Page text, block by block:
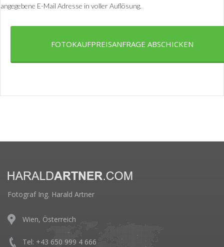
angegebene E-Mail Adresse in voller Auflösung.
FOTOKAUFPREISANFRAGE ABSCHICKEN
Fotograf Ing. Harald Artner
Wien, Österreich
Tel: +43 650 999 4 666